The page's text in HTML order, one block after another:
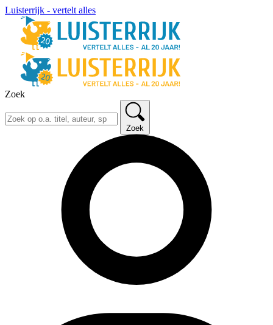
Luisterrijk - vertelt alles
Zoek
Zoek